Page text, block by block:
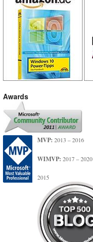
Awards
MVP: 2013 – 2016
WIMVP: 2017 – 2020
2015